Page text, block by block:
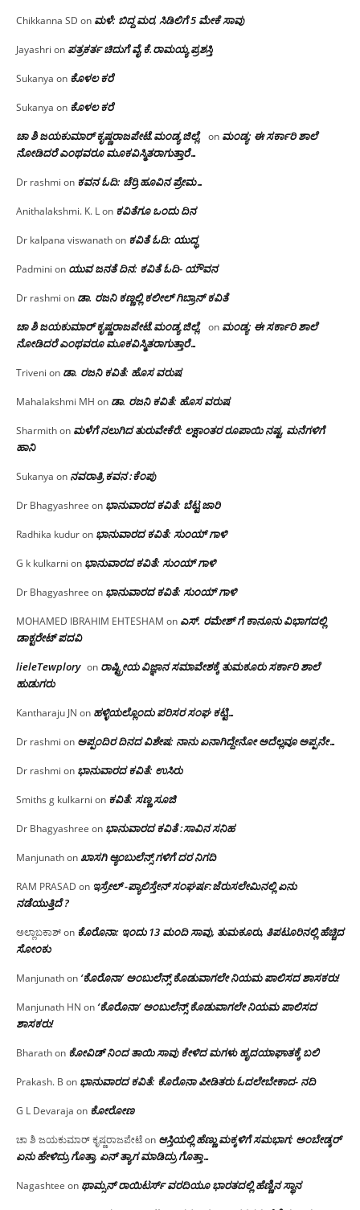
Chikkanna SD on ಮಳೆ: ಬಿದ್ದ ಮರ, ಸಿಡಿಲಿಗೆ 5 ಮೇಕೆ ಸಾವು
Jayashri on ಪತ್ರಕರ್ತ ಚಿದುಗೆ ವೈ.ಕೆ.ರಾಮಯ್ಯ ಪ್ರಶಸ್ತಿ
Sukanya on ಕೊಳಲ ಕರೆ
Sukanya on ಕೊಳಲ ಕರೆ
ಚಾ ಶಿ ಜಯಕುಮಾರ್ ಕೃಷ್ಣರಾಜಪೇಟೆ.ಮಂಡ್ಯ ಜಿಲ್ಲೆ. on ಮಂಡ್ಯ: ಈ ಸರ್ಕಾರಿ ಶಾಲೆ
ನೋಡಿದರೆ ಎಂಥವರೂ ಮೂಕವಿಸ್ಮಿತರಾಗುತ್ತಾರೆ…
Dr rashmi on ಕವನ ಓದಿ: ಚೆರ್ರಿ ಹೂವಿನ ಪ್ರೇಮ…
Anithalakshmi. K. Lon ಕವಿತೆಗೂ ಒಂದು ದಿನ
Dr kalpana viswanathon ಕವಿತೆ ಓದಿ: ಯುದ್ಧ
Padmini on ಯುವ ಜನತೆ ದಿನ: ಕವಿತೆ ಓದಿ- ಯೌವನ
Dr rashmi on ಡಾ. ರಜನಿ‌ ಕಣ್ಣಲ್ಲಿ ಕಲೀಲ್ ಗಿಬ್ರಾನ್ ಕವಿತೆ
ಚಾ ಶಿ ಜಯಕುಮಾರ್ ಕೃಷ್ಣರಾಜಪೇಟೆ.ಮಂಡ್ಯ ಜಿಲ್ಲೆ. on ಮಂಡ್ಯ: ಈ ಸರ್ಕಾರಿ ಶಾಲೆ
ನೋಡಿದರೆ ಎಂಥವರೂ ಮೂಕವಿಸ್ಮಿತರಾಗುತ್ತಾರೆ…
Triveni on ಡಾ. ರಜನಿ ಕವಿತೆ: ಹೊಸ ವರುಷ
Mahalakshmi MH on ಡಾ. ರಜನಿ ಕವಿತೆ: ಹೊಸ ವರುಷ
Sharmithon ಮಳೆಗೆ ನಲುಗಿದ ತುರುವೇಕೆರೆ: ಲಕ್ಷಾಂತರ ರೂಪಾಯಿ ನಷ್ಟ, ಮನೆಗಳಿಗೆ
ಹಾನಿ
Sukanya on ನವರಾತ್ರಿ ಕವನ :ಕೆಂಪು
Dr Bhagyashree on ಭಾನುವಾರದ ಕವಿತೆ: ಬೆಟ್ಟ ಜಾರಿ
Radhika kuduron ಭಾನುವಾರದ ಕವಿತೆ: ಸುಂಯ್ ಗಾಳಿ
G k kulkarni on ಭಾನುವಾರದ ಕವಿತೆ: ಸುಂಯ್ ಗಾಳಿ
Dr Bhagyashree on ಭಾನುವಾರದ ಕವಿತೆ: ಸುಂಯ್ ಗಾಳಿ
MOHAMED IBRAHIM EHTESHAM on ಎಸ್. ರಮೇಶ್ ಗೆ ಕಾನೂನು ವಿಭಾಗದಲ್ಲಿ
ಡಾಕ್ಟರೇಟ್ ಪದವಿ
lieleTewplory on ರಾಷ್ಟ್ರೀಯ ವಿಜ್ಞಾನ ಸಮಾವೇಶಕ್ಕೆ‌ ತುಮಕೂರು ಸರ್ಕಾರಿ ಶಾಲೆ
ಹುಡುಗರು
Kantharaju JN on ಹಳ್ಳಿಯಲ್ಲೊಂದು ಪರಿಸರ ಸಂಘ ಕಟ್ಟಿ…
Dr rashmi on ಅಪ್ಪಂದಿರ ದಿನದ ವಿಶೇಷ: ನಾನು ಏನಾಗಿದ್ದೇನೋ‌ ಅದೆಲ್ಲವೂ ಅಪ್ಪನೇ…
Dr rashmi on ಭಾನುವಾರದ ಕವಿತೆ: ಉಸಿರು
Smiths g kulkarni on ಕವಿತೆ: ಸಣ್ಣ ಸೂಜಿ
Dr Bhagyashree on ಭಾನುವಾರದ ಕವಿತೆ :ಸಾವಿನ ಸನಿಹ
Manjunathonಖಾಸಗಿ ಆ್ಯಂಬುಲೆನ್ಸ್ ಗಳಿಗೆ ದರ ನಿಗದಿ
RAM PRASAD on ಇಸ್ರೇಲ್ -ಪ್ಯಾಲಿಸ್ತೇನ್ ಸಂಘರ್ಷ:ಜೆರುಸಲೇಮಿನಲ್ಲಿ ಏನು
ನಡೆಯುತ್ತಿದೆ ?
ಅಲ್ಲಾಬಕಾಶ್on ಕೊರೊನಾ: ಇಂದು 13 ಮಂದಿ ಸಾವು, ತುಮಕೂರು, ತಿಪಟೂರಿನಲ್ಲಿ ಹೆಚ್ಚಿದ
ಸೋಂಕು
Manjunathon ‘ಕೊರೊನಾ’ ಅಂಬುಲೆನ್ಸ್ ಕೊಡುವಾಗಲೇ ನಿಯಮ ಪಾಲಿಸದ ಶಾಸಕರು!
Manjunath HN on ‘ಕೊರೊನಾ’ ಅಂಬುಲೆನ್ಸ್ ಕೊಡುವಾಗಲೇ ನಿಯಮ ಪಾಲಿಸದ
ಶಾಸಕರು!
Bharathon ಕೋವಿಡ್ ನಿಂದ ತಾಯಿ ಸಾವು ಕೇಳಿದ ಮಗಳು ಹೃದಯಾಘಾತಕ್ಕೆ ಬಲಿ
Prakash. B on ಭಾನುವಾರದ ಕವಿತೆ: ಕೊರೊನಾ ಪೀಡಿತರು ಓದಲೇಬೇಕಾದ- ನದಿ
G L Devaraja on ಕೋರೋಣ
ಚಾ ಶಿ ಜಯಕುಮಾರ್ ಕೃಷ್ಣರಾಜಪೇಟೆon ಆಸ್ತಿಯಲ್ಲಿ ಹೆಣ್ಣು ಮಕ್ಕಳಿಗೆ ಸಮಭಾಗ; ಅಂಬೇಡ್ಕರ್
ಏನು ಹೇಳಿದ್ರು ಗೊತ್ತಾ, ಏನ್ ತ್ಯಾಗ ಮಾಡಿದ್ರು ಗೊತ್ತಾ…
Nagashtee on ಥಾಮ್ಸನ್ ರಾಯಿಟರ್ಸ್ ವರದಿಯೂ ಭಾರತದಲ್ಲಿ ಹೆಣ್ಣಿನ ಸ್ಥಾನ‌